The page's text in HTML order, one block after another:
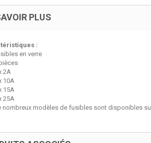
PLUS
:
en verre
2A
10A
15A
25A
nombreux modèles de fusibles sont disponibles